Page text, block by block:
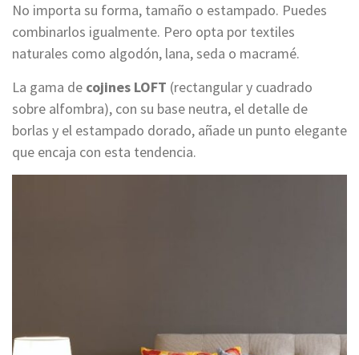
No importa su forma, tamaño o estampado. Puedes
combinarlos igualmente. Pero opta por textiles
naturales como algodón, lana, seda o macramé.
La gama de cojines LOFT (rectangular y cuadrado
sobre alfombra), con su base neutra, el detalle de
borlas y el estampado dorado, añade un punto elegante
que encaja con esta tendencia.